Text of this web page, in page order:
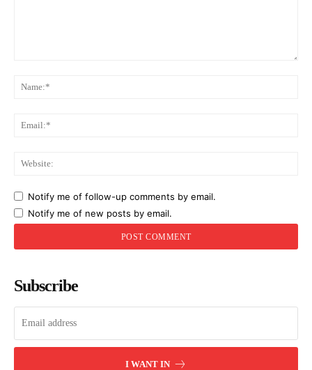
Notify me of follow-up comments by email.
Notify me of new posts by email.
Subscribe
I WANT IN